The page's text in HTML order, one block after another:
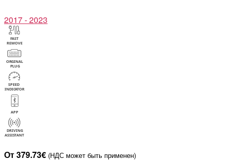
2017 - 2023
От 379.73€ (НДС может быть применен)